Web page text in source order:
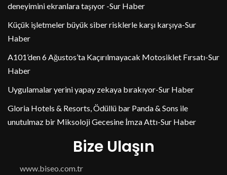
deneyimini ekranlara taşıyor -Sur Haber
Küçük işletmeler büyük siber risklerle karşı karşıya-Sur
Haber
A101’den 6 Ağustos’ta Kaçırılmayacak Motosiklet Fırsatı-Sur
Haber
Uygulamalar yerini yapay zekaya bırakıyor-Sur Haber
Gloria Hotels & Resorts, Ödüllü bar Panda & Sons ile
unutulmaz bir Miksoloji Gecesine İmza Attı-Sur Haber
Bize Ulaşın
www.biseo.com.tr